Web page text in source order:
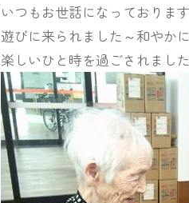
いつもお世話になっておりま
遊びに来られました～和やか
楽しいひと時を過ごされまし